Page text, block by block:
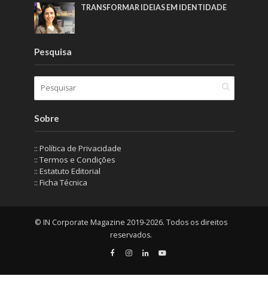
TRANSFORMAR IDEIAS EM IDENTIDADE
Pesquisa
Sobre
:: Política de Privacidade
:: Termos e Condições
:: Estatuto Editorial
:: Ficha Técnica
© IN Corporate Magazine 2019-2026. Todos os direitos
reservados.